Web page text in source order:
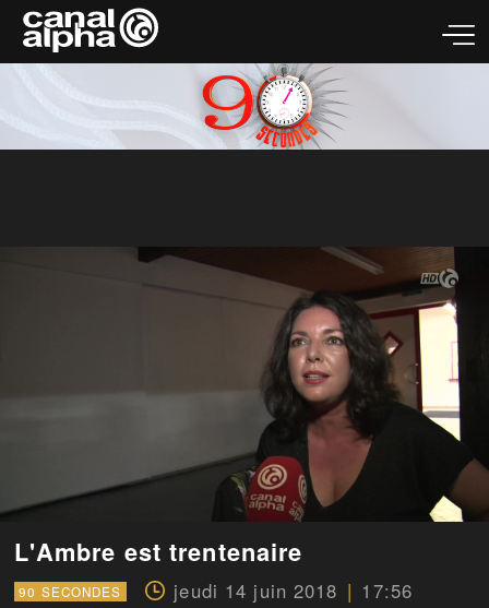
L'Ambre est trentenaire
90 SECONDES jeudi 14 juin 2018 17:56